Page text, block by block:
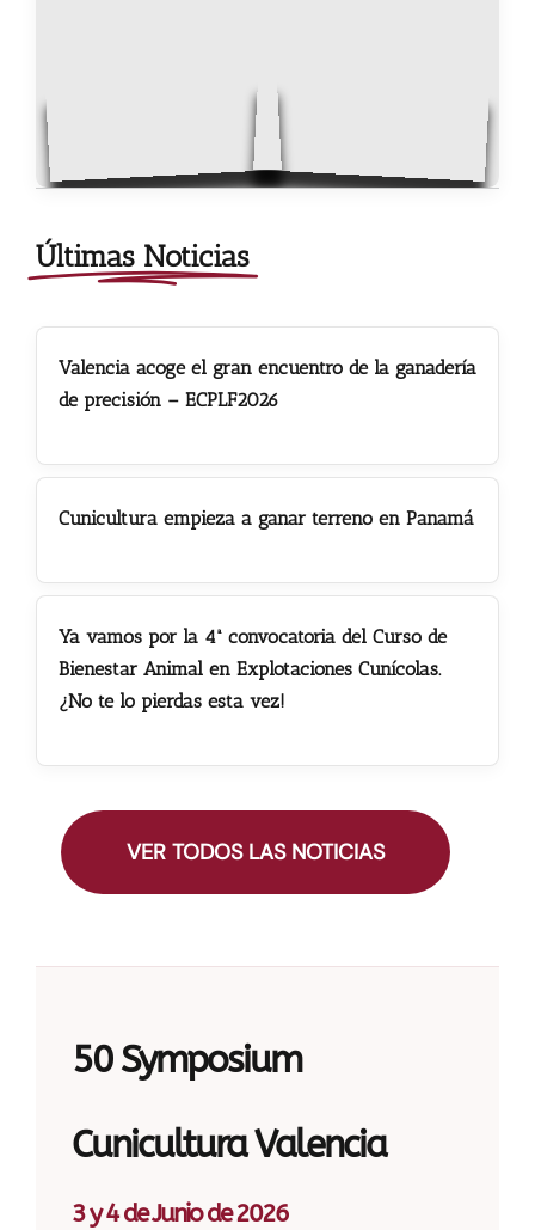
Últimas Noticias
Valencia acoge el gran encuentro de la ganadería
de precisión – ECPLF2026
Cunicultura empieza a ganar terreno en Panamá
Ya vamos por la 4ª convocatoria del Curso de
Bienestar Animal en Explotaciones Cunícolas.
¿No te lo pierdas esta vez!
VER TODOS LAS NOTICIAS
50 Symposium
Cunicultura Valencia
3 y 4 de Junio de 2026